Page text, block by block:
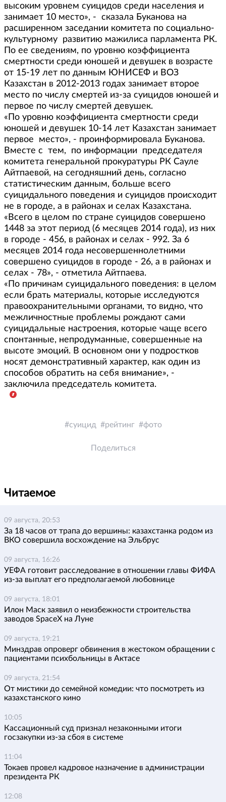
высоким уровнем суицидов среди населения и
занимает 10 место», - сказала Буканова на
расширенном заседании комитета по социально-
культурному развитию мажилиса парламента РК.
По ее сведениям, по уровню коэффициента
смертности среди юношей и девушек в возрасте
от 15-19 лет по данным ЮНИСЕФ и ВОЗ
Казахстан в 2012-2013 годах занимает второе
место по числу смертей из-за суицидов юношей и
первое по числу смертей девушек.
«По уровню коэффициента смертности среди
юношей и девушек 10-14 лет Казахстан занимает
первое место», - проинформировала Буканова.
Вместе с тем, по информации председателя
комитета генеральной прокуратуры РК Сауле
Айтпаевой, на сегодняшний день, согласно
статистическим данным, больше всего
суицидального поведения и суицидов происходит
не в городе, а в районах и селах Казахстана.
«Всего в целом по стране суицидов совершено
1448 за этот период (6 месяцев 2014 года), из них
в городе - 456, в районах и селах - 992. За 6
месяцев 2014 года несовершеннолетними
совершено суицидов в городе - 26, а в районах и
селах - 78», - отметила Айтпаева.
«По причинам суицидального поведения: в целом
если брать материалы, которые исследуются
правоохранительными органами, то видно, что
межличностные проблемы рождают сами
суицидальные настроения, которые чаще всего
спонтанные, непродуманные, совершенные на
высоте эмоций. В основном они у подростков
носят демонстративный характер, как один из
способов обратить на себя внимание», -
заключила председатель комитета.
суицид рейтинг фото
Поделиться
Читаемое
09 августа, 20:53
За 18 часов от трапа до вершины: казахстанка родом из
ВКО совершила восхождение на Эльбрус
09 августа, 16:26
УЕФА готовит расследование в отношении главы ФИФА
из-за выплат его предполагаемой любовнице
09 августа, 18:01
Илон Маск заявил о неизбежности строительства
заводов SpaceX на Луне
09 августа, 19:21
Минздрав опроверг обвинения в жестоком обращении с
пациентами психбольницы в Актасе
09 августа, 21:54
От мистики до семейной комедии: что посмотреть из
казахстанского кино
10:05
Кассационный суд признал незаконными итоги
госзакупки из-за сбоя в системе
11:04
Токаев провел кадровое назначение в администрации
президента РК
12:08